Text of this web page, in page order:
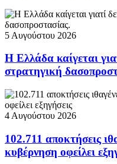
5 Αυγούστου 2026
Η Ελλάδα καίγεται
στρατηγική
4 Αυγούστου 2026
102.711 αποκτήσεις
κυβέρνηση οφείλει